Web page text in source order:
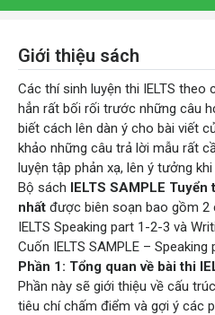
Giới thiệu sách
Các thí sinh luyện thi IELTS
hẳn rất bối rối trước những câu
biết cách lên dàn ý cho bài viết
khảo những câu trả lời mẫu rất
luyện tập phản xạ, lên ý tưởng
Bộ sách IELTS SAMPLE
nhất được biên soạn bao gồm 2
IELTS Speaking part 1-2-3 và
Cuốn IELTS SAMPLE –
Phần 1: Tổng quan về bài thi
Phần này sẽ giới thiệu về cấu
tiêu chí chấm điểm và gợi ý các